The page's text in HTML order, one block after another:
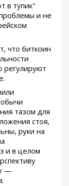
в тупик"
и не
что биткоин
регулируют
тазом для
стоя,
руки на
и в целом
—